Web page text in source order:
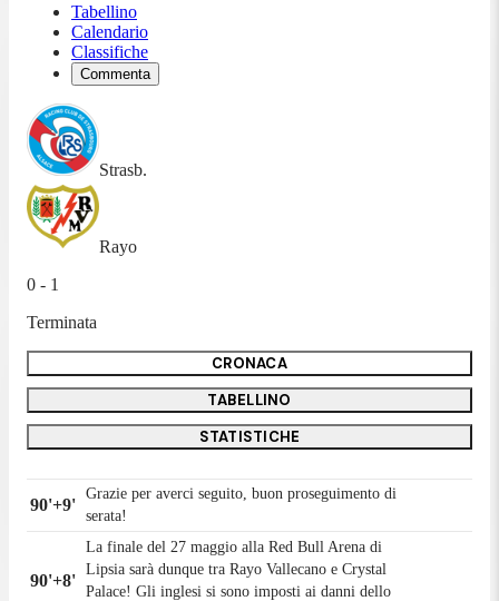
Tabellino
Calendario
Classifiche
Commenta
Strasb.
Rayo
0 - 1
Terminata
CRONACA
TABELLINO
STATISTICHE
90'+9'
Grazie per averci seguito, buon proseguimento di
serata!
90'+8'
La finale del 27 maggio alla Red Bull Arena di
Lipsia sarà dunque tra Rayo Vallecano e Crystal
Palace! Gli inglesi si sono imposti ai danni dello